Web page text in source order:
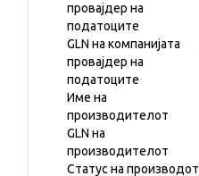
провајдер на
податоците
GLN на компанијата
провајдер на
податоците
Име на
производителот
GLN на
производителот
Статус на производот